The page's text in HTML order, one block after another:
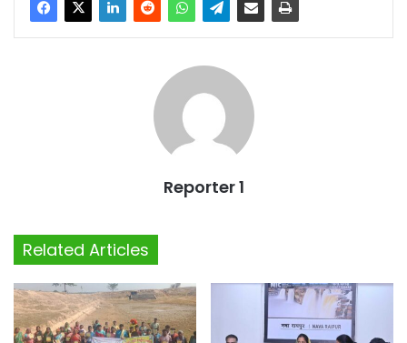
Reporter 1
Related Articles